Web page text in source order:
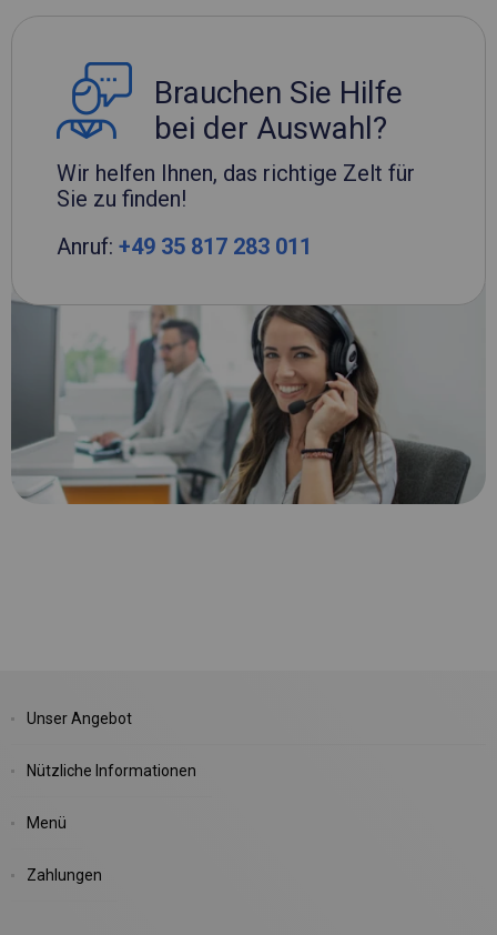
Brauchen Sie Hilfe
bei der Auswahl?
Wir helfen Ihnen, das richtige Zelt für
Sie zu finden!
Anruf: +49 35 817 283 011
Unser Angebot
Nützliche Informationen
Menü
Zahlungen